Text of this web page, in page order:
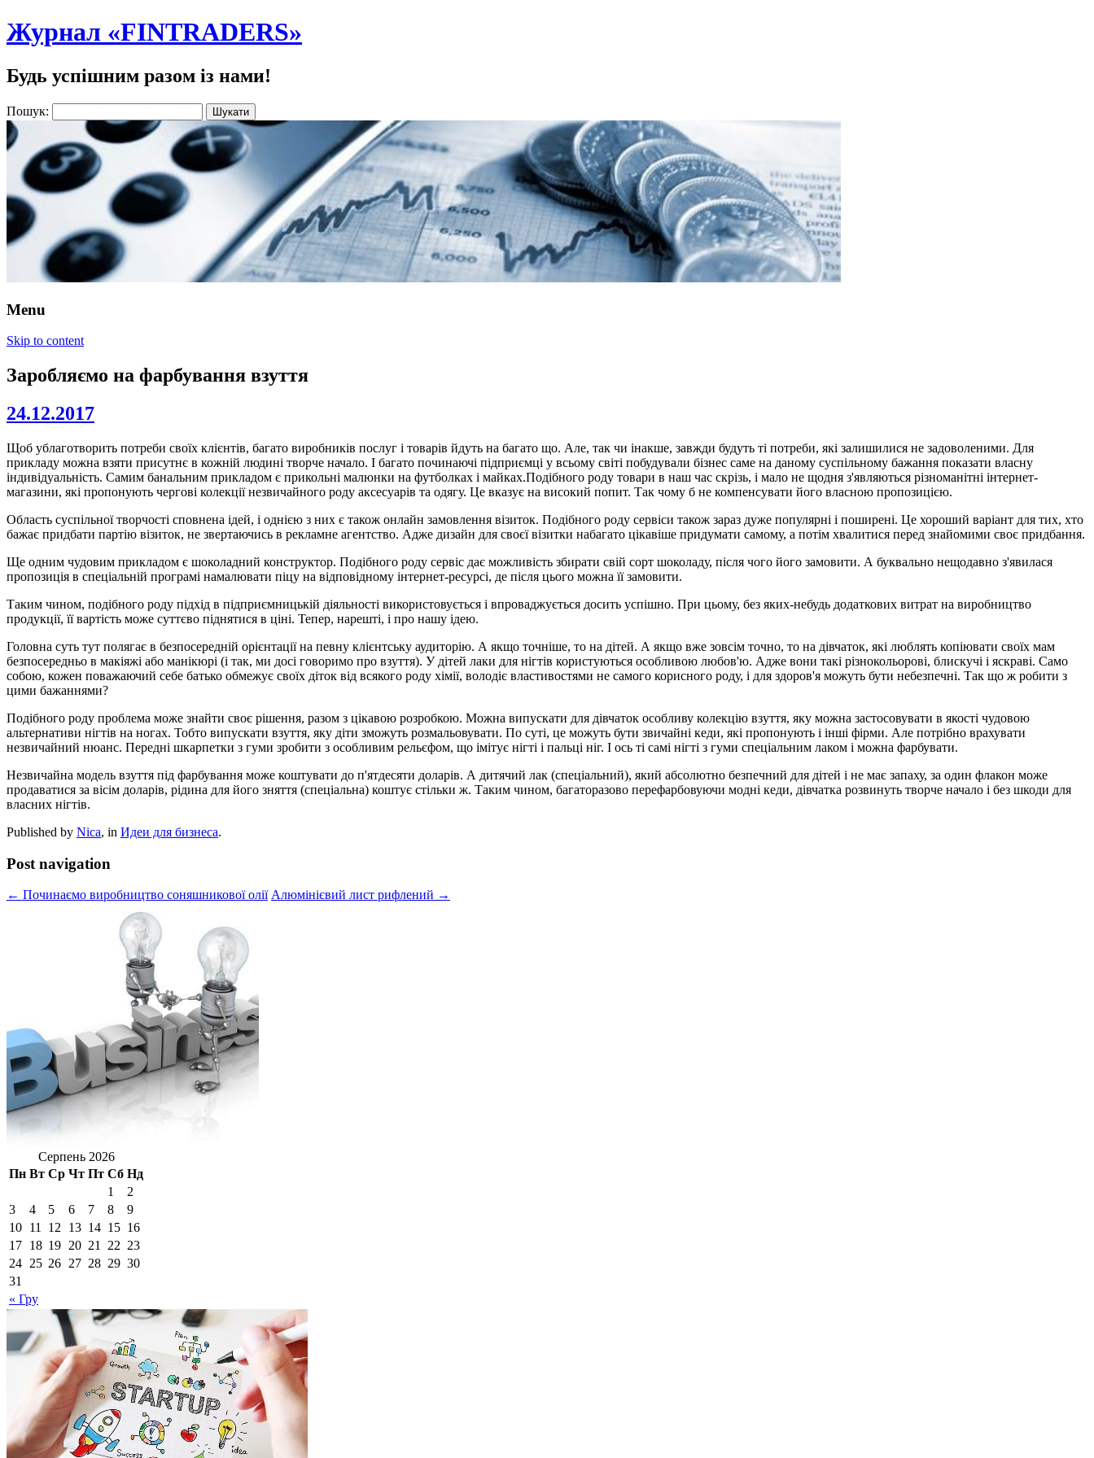
Журнал «FINTRADERS»
Будь успішним разом із нами!
Пошук:
Menu
Skip to content
Заробляємо на фарбування взуття
24.12.2017
Щоб ублаготворить потреби своїх клієнтів, багато виробників послуг і товарів йдуть на багато що. Але, так чи інакше, завжди будуть ті потреби, які залишилися не задоволеними. Для
прикладу можна взяти присутнє в кожній людині творче начало. І багато починаючі підприємці у всьому світі побудували бізнес саме на даному суспільному бажання показати власну
індивідуальність. Самим банальним прикладом є прикольні малюнки на футболках і майках.Подібного роду товари в наш час скрізь, і мало не щодня з'являються різноманітні інтернет-
магазини, які пропонують чергові колекції незвичайного роду аксесуарів та одягу. Це вказує на високий попит. Так чому б не компенсувати його власною пропозицією.
Область суспільної творчості сповнена ідей, і однією з них є також онлайн замовлення візиток. Подібного роду сервіси також зараз дуже популярні і поширені. Це хороший варіант для тих, хто
бажає придбати партію візиток, не звертаючись в рекламне агентство. Адже дизайн для своєї візитки набагато цікавіше придумати самому, а потім хвалитися перед знайомими своє придбання.
Ще одним чудовим прикладом є шоколадний конструктор. Подібного роду сервіс дає можливість збирати свій сорт шоколаду, після чого його замовити. А буквально нещодавно з'явилася
пропозиція в спеціальній програмі намалювати піцу на відповідному інтернет-ресурсі, де після цього можна її замовити.
Таким чином, подібного роду підхід в підприємницькій діяльності використовується і впроваджується досить успішно. При цьому, без яких-небудь додаткових витрат на виробництво
продукції, її вартість може суттєво піднятися в ціні. Тепер, нарешті, і про нашу ідею.
Головна суть тут полягає в безпосередній орієнтації на певну клієнтську аудиторію. А якщо точніше, то на дітей. А якщо вже зовсім точно, то на дівчаток, які люблять копіювати своїх мам
безпосередньо в макіяжі або манікюрі (і так, ми досі говоримо про взуття). У дітей лаки для нігтів користуються особливою любов'ю. Адже вони такі різнокольорові, блискучі і яскраві. Само
собою, кожен поважаючий себе батько обмежує своїх діток від всякого роду хімії, володіє властивостями не самого корисного роду, і для здоров'я можуть бути небезпечні. Так що ж робити з
цими бажаннями?
Подібного роду проблема може знайти своє рішення, разом з цікавою розробкою. Можна випускати для дівчаток особливу колекцію взуття, яку можна застосовувати в якості чудовою
альтернативи нігтів на ногах. Тобто випускати взуття, яку діти зможуть розмальовувати. По суті, це можуть бути звичайні кеди, які пропонують і інші фірми. Але потрібно врахувати
незвичайний нюанс. Передні шкарпетки з гуми зробити з особливим рельєфом, що імітує нігті і пальці ніг. І ось ті самі нігті з гуми спеціальним лаком і можна фарбувати.
Незвичайна модель взуття під фарбування може коштувати до п'ятдесяти доларів. А дитячий лак (спеціальний), який абсолютно безпечний для дітей і не має запаху, за один флакон може
продаватися за вісім доларів, рідина для його зняття (спеціальна) коштує стільки ж. Таким чином, багаторазово перефарбовуючи модні кеди, дівчатка розвинуть творче начало і без шкоди для
власних нігтів.
Published by Nica, in Идеи для бизнеса.
Post navigation
← Починаємо виробництво соняшникової олії Алюмінієвий лист рифлений →
Серпень 2026
Пн Вт Ср Чт Пт Сб Нд
« Гру
1
2
3
4 5 6 7 8
9
10 11 12 13 14 15 16
17 18 19 20 21 22 23
24 25 26 27 28 29 30
31